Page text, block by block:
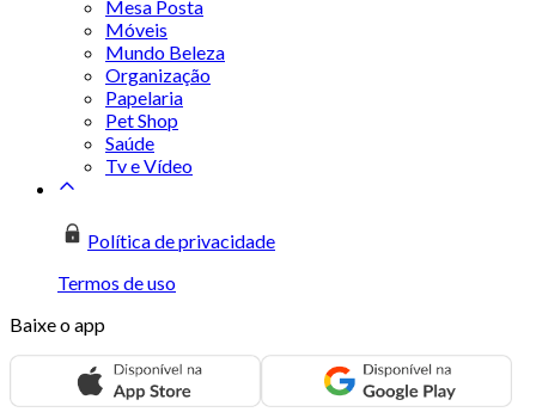
Mesa Posta
Móveis
Mundo Beleza
Organização
Papelaria
Pet Shop
Saúde
Tv e Vídeo
Política de privacidade
Termos de uso
Baixe o app